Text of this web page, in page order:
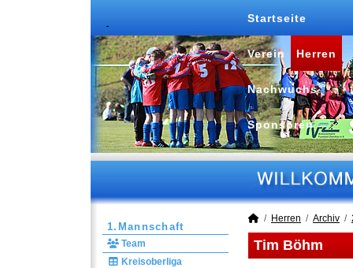
Startseite
Verein Herren
Nachwuchs
Sponsoren
1.Mannschaft
Team
Kreisoberliga
Herren Archiv
Tim Böhm